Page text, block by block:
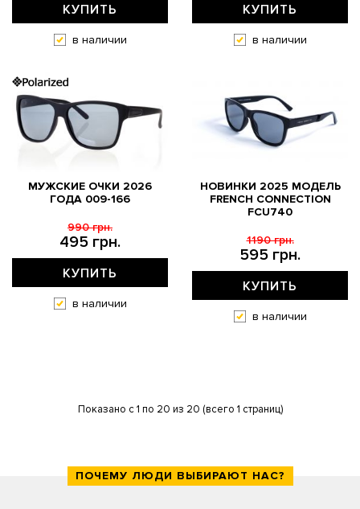
КУПИТЬ
в наличии
КУПИТЬ
в наличии
МУЖСКИЕ ОЧКИ 2026
ГОДА 009-166
495 грн.
990 грн.
КУПИТЬ
в наличии
НОВИНКИ 2025 МОДЕЛЬ
FRENCH CONNECTION
FCU740
595 грн.
1190 грн.
КУПИТЬ
в наличии
Показано с 1 по 20 из 20 (всего 1 страниц)
ПОЧЕМУ ЛЮДИ ВЫБИРАЮТ НАС?